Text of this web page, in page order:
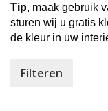
Tip, maak gebruik
sturen wij u gratis
de kleur in uw
Filteren